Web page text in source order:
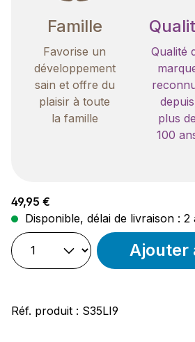
Famille
Favorise un
développement
sain et offre du
plaisir à toute
la famille
Qualité
depuis
plus de
100
Prix régulier :
49,95 €
Disponible, délai de livraison :
Ajouter
Réf. produit : S35LI9